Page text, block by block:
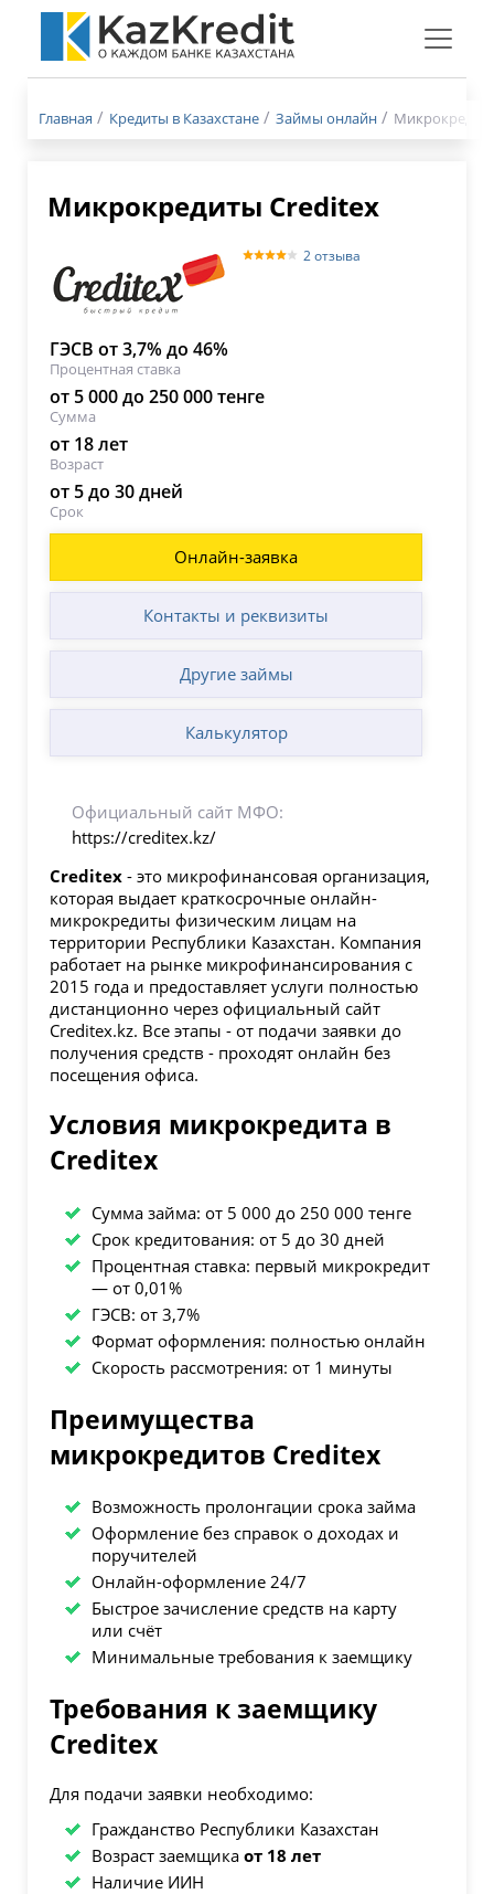
Меню
Главная Кредиты в Казахстане Займы онлайн
Микрокредиты Creditex
2 отзыва
ГЭСВ от 3,7% до 46%
Процентная ставка
от 5 000 до 250 000 тенге
Сумма
от 18 лет
Возраст
от 5 до 30 дней
Срок
Онлайн-заявка
Контакты и реквизиты
Другие займы
Калькулятор
Официальный сайт МФО:
https://creditex.kz/
Creditex - это микрофинансовая организация,
которая выдает краткосрочные онлайн-
микрокредиты физическим лицам на
территории Республики Казахстан. Компания
работает на рынке микрофинансирования с
2015 года и предоставляет услуги полностью
дистанционно через официальный сайт
Creditex.kz. Все этапы - от подачи заявки до
получения средств - проходят онлайн без
посещения офиса.
Условия микрокредита в
Creditex
Сумма займа: от 5 000 до 250 000 тенге
Срок кредитования: от 5 до 30 дней
Процентная ставка: первый микрокредит
— от 0,01%
ГЭСВ: от 3,7%
Формат оформления: полностью онлайн
Скорость рассмотрения: от 1 минуты
Преимущества
микрокредитов Creditex
Возможность пролонгации срока займа
Оформление без справок о доходах и
поручителей
Онлайн-оформление 24/7
Быстрое зачисление средств на карту
или счёт
Минимальные требования к заемщику
Требования к заемщику
Creditex
Для подачи заявки необходимо:
Гражданство Республики Казахстан
Возраст заемщика от 18 лет
Наличие ИИН